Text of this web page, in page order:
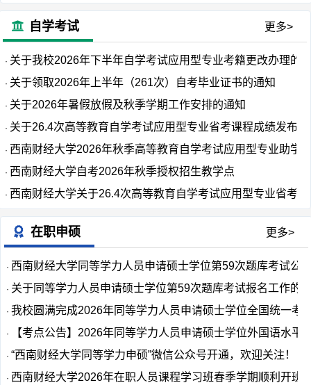
化能力提...
自学考试 更多>
· 关于我校2026年下半年自学考试应用型专业考籍更改办理的...
· 关于领取2026年上半年（261次）自考毕业证书的通知
· 关于2026年暑假放假及秋季学期工作安排的通知
· 关于26.4次高等教育自学考试应用型专业省考课程成绩发布...
· 西南财经大学2026年秋季高等教育自学考试应用型专业助学...
· 西南财经大学自考2026年秋季授权招生教学点
· 西南财经大学关于26.4次高等教育自学考试应用型专业省考...
在职申硕 更多>
· 西南财经大学同等学力人员申请硕士学位第59次题库考试公
· 关于同等学力人员申请硕士学位第59次题库考试报名工作的...
· 我校圆满完成2026年同等学力人员申请硕士学位全国统一考...
· 【考点公告】2026年同等学力人员申请硕士学位外国语水平...
· “西南财经大学同等学力申硕”微信公众号开通，欢迎关注！
· 西南财经大学2026年在职人员课程学习班春季学期顺利开班